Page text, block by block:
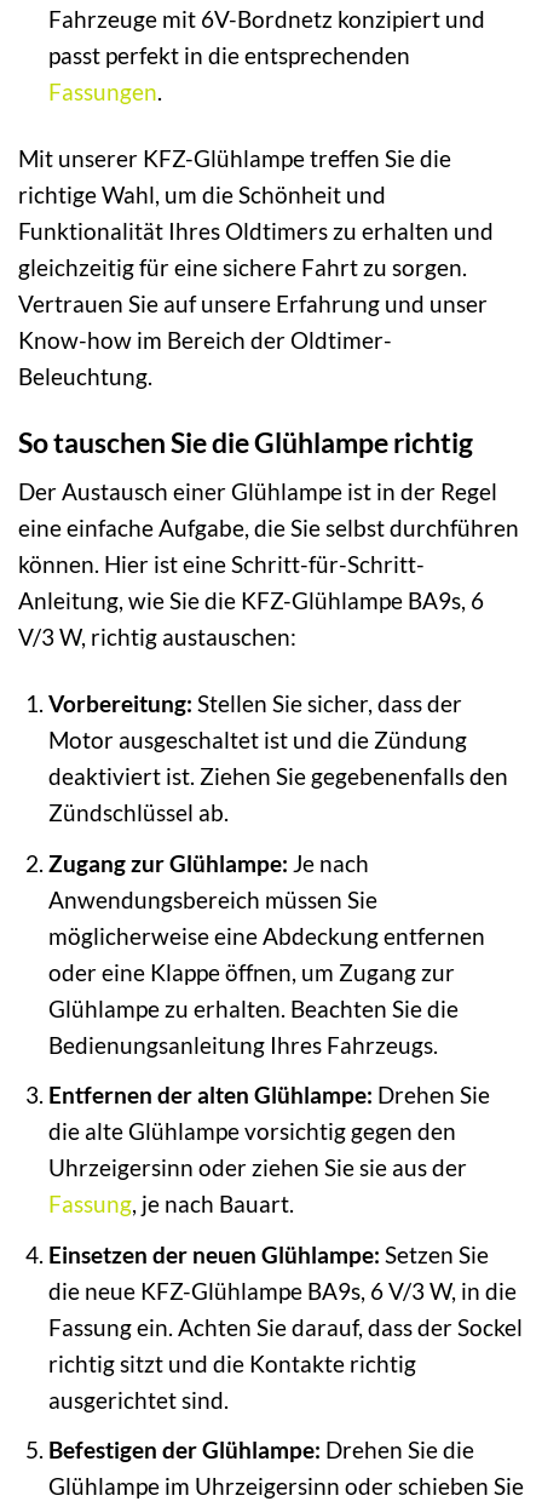
Fahrzeuge mit 6V-Bordnetz konzipiert und
passt perfekt in die entsprechenden
Fassungen.
Mit unserer KFZ-Glühlampe treffen Sie die
richtige Wahl, um die Schönheit und
Funktionalität Ihres Oldtimers zu erhalten und
gleichzeitig für eine sichere Fahrt zu sorgen.
Vertrauen Sie auf unsere Erfahrung und unser
Know-how im Bereich der Oldtimer-
Beleuchtung.
So tauschen Sie die Glühlampe richtig
Der Austausch einer Glühlampe ist in der Regel
eine einfache Aufgabe, die Sie selbst durchführen
können. Hier ist eine Schritt-für-Schritt-
Anleitung, wie Sie die KFZ-Glühlampe BA9s, 6
V/3 W, richtig austauschen:
Vorbereitung: Stellen Sie sicher, dass der
Motor ausgeschaltet ist und die Zündung
deaktiviert ist. Ziehen Sie gegebenenfalls den
Zündschlüssel ab.
Zugang zur Glühlampe: Je nach
Anwendungsbereich müssen Sie
möglicherweise eine Abdeckung entfernen
oder eine Klappe öffnen, um Zugang zur
Glühlampe zu erhalten. Beachten Sie die
Bedienungsanleitung Ihres Fahrzeugs.
Entfernen der alten Glühlampe: Drehen Sie
die alte Glühlampe vorsichtig gegen den
Uhrzeigersinn oder ziehen Sie sie aus der
Fassung, je nach Bauart.
Einsetzen der neuen Glühlampe: Setzen Sie
die neue KFZ-Glühlampe BA9s, 6 V/3 W, in die
Fassung ein. Achten Sie darauf, dass der Sockel
richtig sitzt und die Kontakte richtig
ausgerichtet sind.
Befestigen der Glühlampe: Drehen Sie die
Glühlampe im Uhrzeigersinn oder schieben Sie